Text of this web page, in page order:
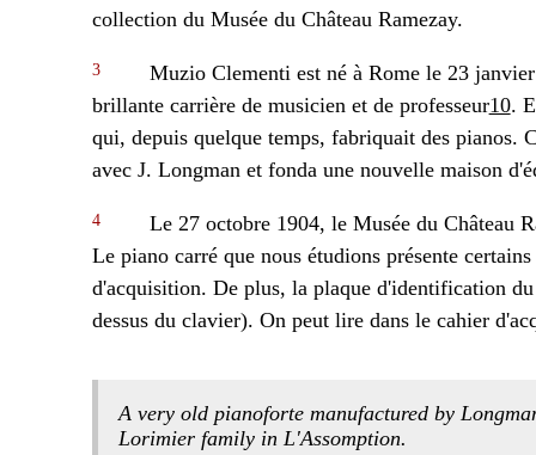
collection du Musée du Château Ramezay.
3
Muzio Clementi est né à Rome le 23
brillante carrière de musicien et de professeur10.
qui, depuis quelque temps, fabriquait des pianos.
avec J. Longman et fonda une nouvelle maison
4
Le 27 octobre 1904, le Musée du Château
Le piano carré que nous étudions présente
d'acquisition. De plus, la plaque d'identification
dessus du clavier). On peut lire dans le cahier
A very old pianoforte manufactured by
Lorimier family in L'Assomption.